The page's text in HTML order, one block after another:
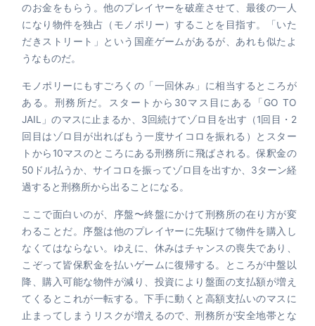
のお金をもらう。他のプレイヤーを破産させて、最後の一人
になり物件を独占（モノポリー）することを目指す。「いた
だきストリート」という国産ゲームがあるが、あれも似たよ
うなものだ。
モノポリーにもすごろくの「一回休み」に相当するところが
ある。刑務所だ。スタートから30マス目にある「GO TO
JAIL」のマスに止まるか、3回続けてゾロ目を出す（1回目・2
回目はゾロ目が出ればもう一度サイコロを振れる）とスター
トから10マスのところにある刑務所に飛ばされる。保釈金の
50ドル払うか、サイコロを振ってゾロ目を出すか、3ターン経
過すると刑務所から出ることになる。
ここで面白いのが、序盤〜終盤にかけて刑務所の在り方が変
わることだ。序盤は他のプレイヤーに先駆けて物件を購入し
なくてはならない。ゆえに、休みはチャンスの喪失であり、
こぞって皆保釈金を払いゲームに復帰する。ところが中盤以
降、購入可能な物件が減り、投資により盤面の支払額が増え
てくるとこれが一転する。下手に動くと高額支払いのマスに
止まってしまうリスクが増えるので、刑務所が安全地帯とな